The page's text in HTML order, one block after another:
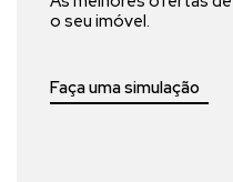
o seu imóvel.
Faça uma simulação